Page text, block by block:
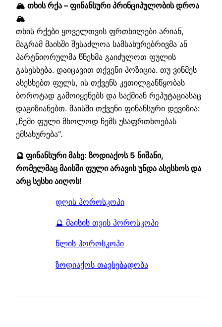
🏔️ თხის რქა – ფინანსური პრინციპულობის დროა
🏔️
თხის რქები ყოველთვის ფრთხილები არიან,
მაგრამ მაისში შესაძლოა სამსახურებრივმა ან
პარტნიორულმა წნეხმა გაიძულოთ ფულის
გასესხება. დაიცავით თქვენი პოზიცია. თუ ვინმეს
ასესხებთ ფულს, ის თქვენს კეთილგანწყობას
ბოროტად გამოიყენებს და საქმიან რეპუტაციასაც
დაგიზიანებთ. მაისში თქვენი ფინანსური დევიზია:
„ჩემი ფული მხოლოდ ჩემს უსაფრთხოებას
ემსახურება“.
🔮 ფინანსური მახე: ზოდიაქოს 5 ნიშანი,
რომელმაც მაისში ფული არავის უნდა ასესხოს და
არც სესხი აიღოს!
დღის ჰოროსკოპი
🔮 მაისის თვის ჰოროსკოპი
წლის ჰოროსკოპი
ზოდიაქოს თავსებადობა